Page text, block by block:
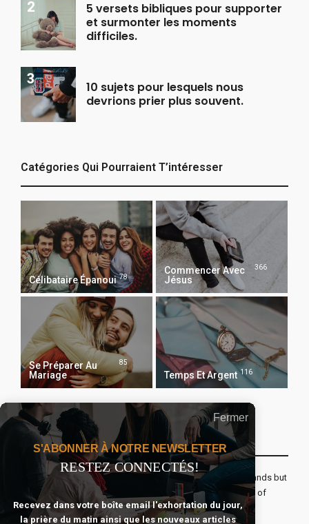
5 versets bibliques pour supporter
et surmonter les moments
difficiles.
10 sujets pour lesquels nous
devrions prier plus souvent.
Catégories Qui Pourraient T’intéresser
Célibataire Épanoui 78
Commencer Avec
Jésus
366
Se Préparer Au
Mariage
85
Temps Et Argent 116
Recevoir Notre Newsletter Chaque Matin
The real voyage of discovery consists not in seeking new lands but
seeing with new eyes. All journeys have secret destinations of
which the traveler is unaware.
Fermer
S'ABONNER À NOTRE NEWSLETTER
RESTEZ CONNECTÉS!
Recevez dans votre boîte email l'exhortation du jour,
la prière du matin ainsi que les nouveaux articles